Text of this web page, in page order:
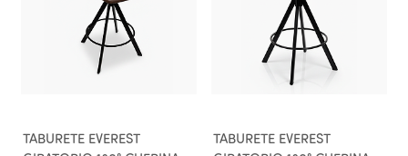
TABURETE EVEREST
TABURETE EVEREST